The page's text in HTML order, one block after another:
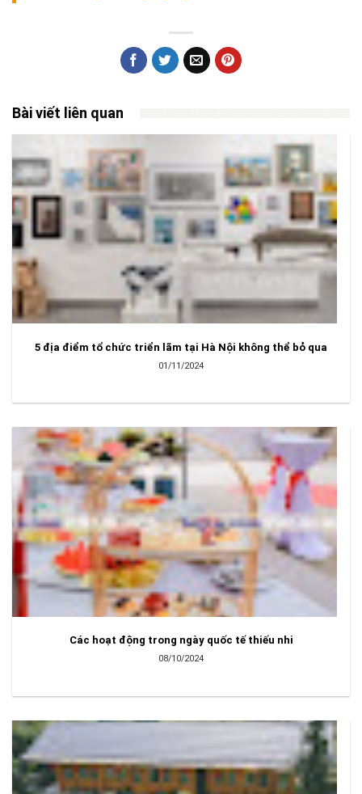
Bài viết liên quan
5 địa điểm tổ chức triển lãm tại Hà Nội không thể bỏ qua
01/11/2024
Các hoạt động trong ngày quốc tế thiếu nhi
08/10/2024